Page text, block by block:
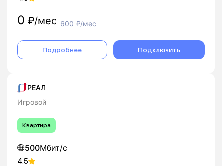
0 ₽/мес 600₽/мес
Подробнее Подключить
РЕАЛ
Игровой
Квартира
500Мбит/с
4.5